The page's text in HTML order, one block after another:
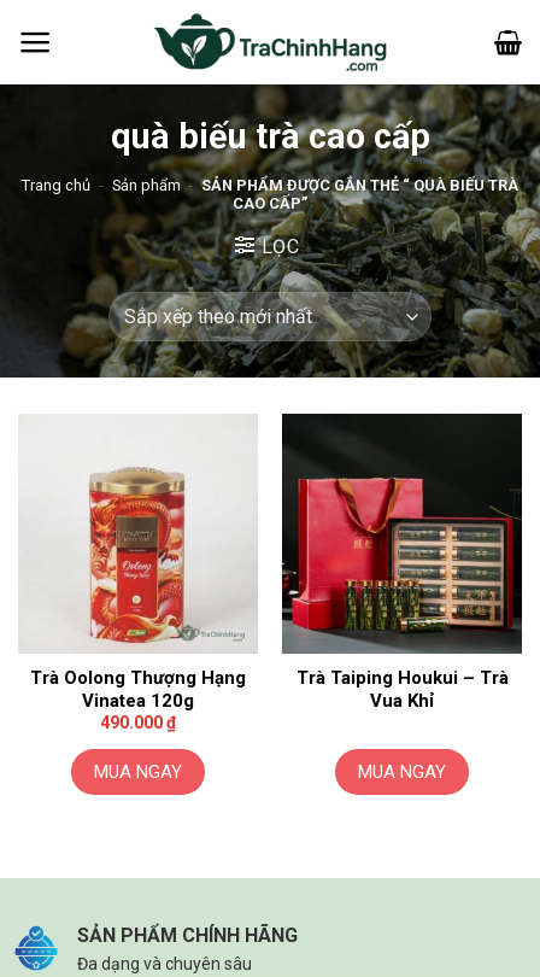
qua
quà biếu trà cao cấp
Trang chủ - Sản phẩm - SẢN PHẨM ĐƯỢC GẮN THẺ “ QUÀ BIẾU TRÀ
CAO CẤP”
LỌC
Trà Oolong Thượng Hạng
Vinatea 120g
490.000₫
MUA NGAY
Trà Taiping Houkui – Trà
Vua Khỉ
MUA NGAY
SẢN PHẨM CHÍNH HÃNG
Đa dạng và chuyên sâu